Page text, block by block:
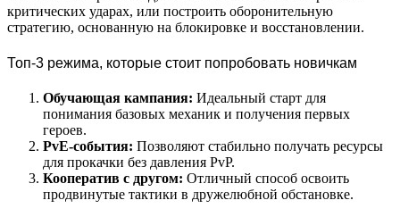
критических ударах, или построить оборонительную
стратегию, основанную на блокировке и восстановлении.
Топ-3 режима, которые стоит попробовать новичкам
Обучающая кампания: Идеальный старт для
понимания базовых механик и получения первых
героев.
PvE-события: Позволяют стабильно получать ресурсы
для прокачки без давления PvP.
Кооператив с другом: Отличный способ освоить
продвинутые тактики в дружелюбной обстановке.